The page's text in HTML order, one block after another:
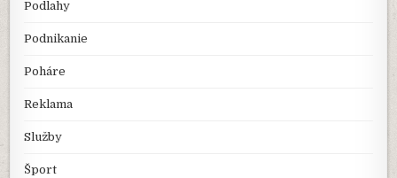
Podlahy
Podnikanie
Poháre
Reklama
Služby
Šport